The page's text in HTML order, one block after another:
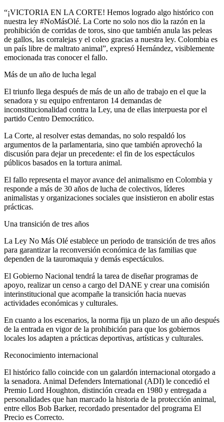
“¡VICTORIA EN LA CORTE! Hemos logrado algo histórico con
nuestra ley #NoMásOlé. La Corte no solo nos dio la razón en la
prohibición de corridas de toros, sino que también anula las peleas
de gallos, las corralejas y el coleo gracias a nuestra ley. Colombia es
un país libre de maltrato animal”, expresó Hernández, visiblemente
emocionada tras conocer el fallo.
Más de un año de lucha legal
El triunfo llega después de más de un año de trabajo en el que la
senadora y su equipo enfrentaron 14 demandas de
inconstitucionalidad contra la Ley, una de ellas interpuesta por el
partido Centro Democrático.
La Corte, al resolver estas demandas, no solo respaldó los
argumentos de la parlamentaria, sino que también aprovechó la
discusión para dejar un precedente: el fin de los espectáculos
públicos basados en la tortura animal.
El fallo representa el mayor avance del animalismo en Colombia y
responde a más de 30 años de lucha de colectivos, líderes
animalistas y organizaciones sociales que insistieron en abolir estas
prácticas.
Una transición de tres años
La Ley No Más Olé establece un periodo de transición de tres años
para garantizar la reconversión económica de las familias que
dependen de la tauromaquia y demás espectáculos.
El Gobierno Nacional tendrá la tarea de diseñar programas de
apoyo, realizar un censo a cargo del DANE y crear una comisión
interinstitucional que acompañe la transición hacia nuevas
actividades económicas y culturales.
En cuanto a los escenarios, la norma fija un plazo de un año después
de la entrada en vigor de la prohibición para que los gobiernos
locales los adapten a prácticas deportivas, artísticas y culturales.
Reconocimiento internacional
El histórico fallo coincide con un galardón internacional otorgado a
la senadora. Animal Defenders International (ADI) le concedió el
Premio Lord Houghton, distinción creada en 1980 y entregada a
personalidades que han marcado la historia de la protección animal,
entre ellos Bob Barker, recordado presentador del programa El
Precio es Correcto.